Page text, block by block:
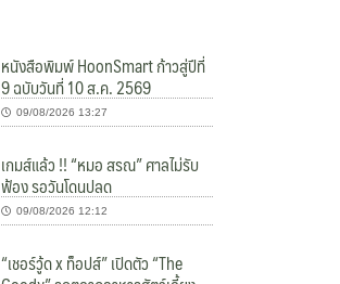
หนังสือพิมพ์ HoonSmart ก้าวสู่ปีที่
9 ฉบับวันที่ 10 ส.ค. 2569
09/08/2026 13:27
เกมส์แล้ว !! “หมอ สรณ” ศาลไม่รับ
ฟ้อง รอวันโดนปลด
09/08/2026 12:12
“เชอร์วู้ด x ท็อปส์” เปิดตัว “The